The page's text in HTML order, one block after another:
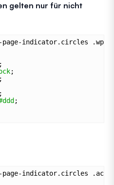
gelten nur für nicht
page-indicator.circles
;
;
;
;
page-indicator.circles